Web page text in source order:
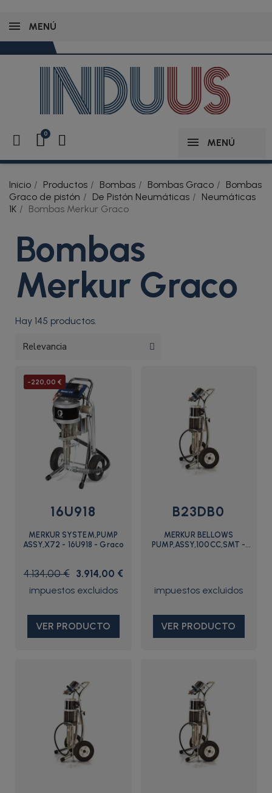
MENÚ
MENÚ
Inicio Productos Bombas Bombas Graco
Bombas
Graco de pistón
De Pistón Neumáticas
Neumáticas
1K
Bombas Merkur Graco
Bombas
Merkur Graco
Hay 145 productos.
-220,00 €
16U918
MERKUR SYSTEM,PUMP
ASSY,X72 - 16U918 - Graco
4.134,00 € 3.914,00 €
VER PRODUCTO
B23DB0
MERKUR BELLOWS
PUMP,ASSY,100CC,SMT -
VER PRODUCTO